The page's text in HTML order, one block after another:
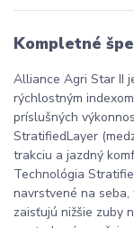
Kompletné
Alliance Agri Star II
rýchlostným
príslušných
StratifiedLayer
trakciu a jazdný
Technológia
navrstvené na
zaisťujú nižšie zuby